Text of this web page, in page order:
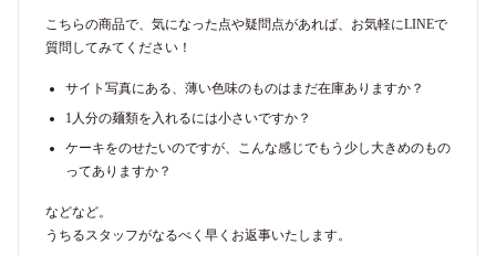
こちらの商品で、気になった点や疑問点があれば、お気軽にLINEで
質問してみてください！
サイト写真にある、薄い色味のものはまだ在庫ありますか？
1人分の麺類を入れるには小さいですか？
ケーキをのせたいのですが、こんな感じでもう少し大きめのもの
ってありますか？
などなど。
うちるスタッフがなるべく早くお返事いたします。